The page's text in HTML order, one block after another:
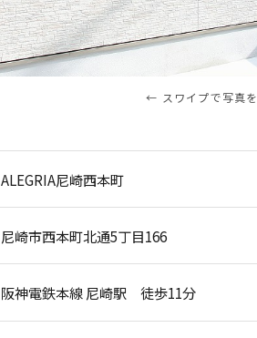
← スワイプで写真
ALEGRIA尼崎西本町
尼崎市西本町北通5丁目166
阪神電鉄本線 尼崎駅 徒歩11分